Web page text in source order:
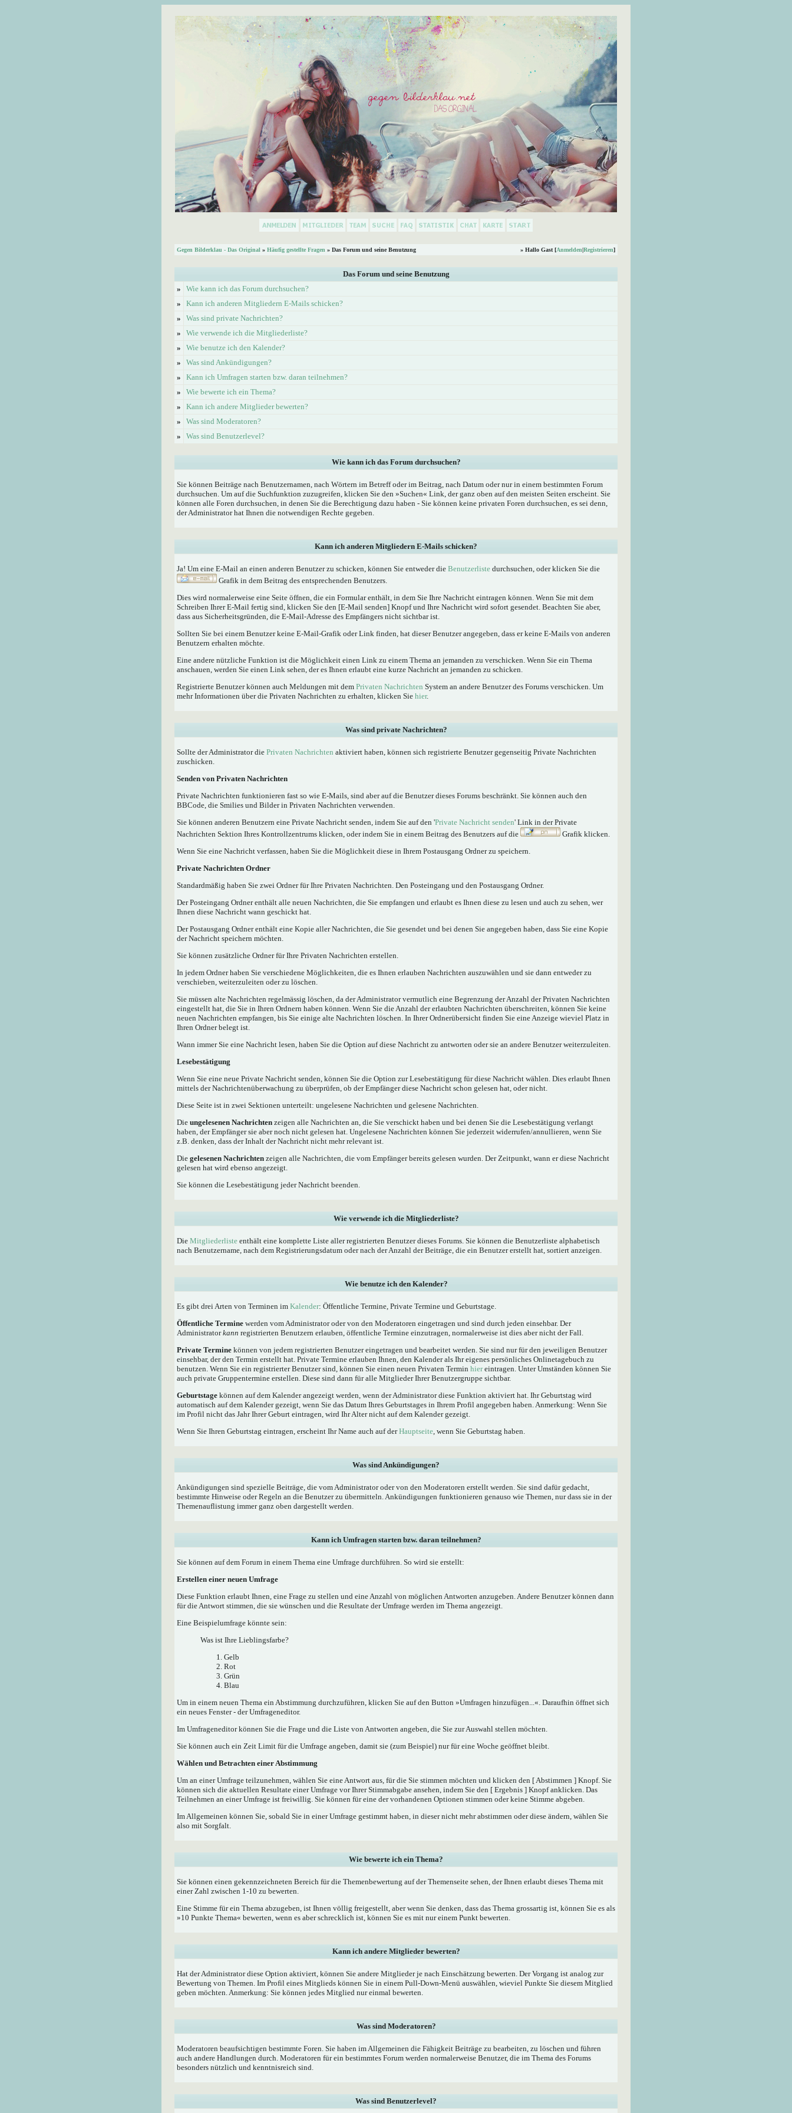
Gegen Bilderklau - Das Original » Häufig gestellte Fragen » Das Forum und seine Benutzung » Hallo Gast [Anmelden|Registrieren]
Das Forum und seine Benutzung
»
Wie kann ich das Forum durchsuchen?
»
Kann ich anderen Mitgliedern E-Mails schicken?
»
Was sind private Nachrichten?
»
Wie verwende ich die Mitgliederliste?
»
Wie benutze ich den Kalender?
»
Was sind Ankündigungen?
»
Kann ich Umfragen starten bzw. daran teilnehmen?
»
Wie bewerte ich ein Thema?
»
Kann ich andere Mitglieder bewerten?
»
Was sind Moderatoren?
»
Was sind Benutzerlevel?
Wie kann ich das Forum durchsuchen?
Sie können Beiträge nach Benutzernamen, nach Wörtern im Betreff oder im Beitrag, nach Datum oder nur in einem bestimmten Forum
durchsuchen. Um auf die Suchfunktion zuzugreifen, klicken Sie den »Suchen« Link, der ganz oben auf den meisten Seiten erscheint. Sie
können alle Foren durchsuchen, in denen Sie die Berechtigung dazu haben - Sie können keine privaten Foren durchsuchen, es sei denn,
der Administrator hat Ihnen die notwendigen Rechte gegeben.
Kann ich anderen Mitgliedern E-Mails schicken?
Ja! Um eine E-Mail an einen anderen Benutzer zu schicken, können Sie entweder die Benutzerliste durchsuchen, oder klicken Sie die
Grafik in dem Beitrag des entsprechenden Benutzers.
Dies wird normalerweise eine Seite öffnen, die ein Formular enthält, in dem Sie Ihre Nachricht eintragen können. Wenn Sie mit dem
Schreiben Ihrer E-Mail fertig sind, klicken Sie den [E-Mail senden] Knopf und Ihre Nachricht wird sofort gesendet. Beachten Sie aber,
dass aus Sicherheitsgründen, die E-Mail-Adresse des Empfängers nicht sichtbar ist.
Sollten Sie bei einem Benutzer keine E-Mail-Grafik oder Link finden, hat dieser Benutzer angegeben, dass er keine E-Mails von anderen
Benutzern erhalten möchte.
Eine andere nützliche Funktion ist die Möglichkeit einen Link zu einem Thema an jemanden zu verschicken. Wenn Sie ein Thema
anschauen, werden Sie einen Link sehen, der es Ihnen erlaubt eine kurze Nachricht an jemanden zu schicken.
Registrierte Benutzer können auch Meldungen mit dem Privaten Nachrichten System an andere Benutzer des Forums verschicken. Um
mehr Informationen über die Privaten Nachrichten zu erhalten, klicken Sie hier.
Was sind private Nachrichten?
Sollte der Administrator die Privaten Nachrichten aktiviert haben, können sich registrierte Benutzer gegenseitig Private Nachrichten
zuschicken.
Senden von Privaten Nachrichten
Private Nachrichten funktionieren fast so wie E-Mails, sind aber auf die Benutzer dieses Forums beschränkt. Sie können auch den
BBCode, die Smilies und Bilder in Privaten Nachrichten verwenden.
Sie können anderen Benutzern eine Private Nachricht senden, indem Sie auf den 'Private Nachricht senden' Link in der Private
Nachrichten Sektion Ihres Kontrollzentrums klicken, oder indem Sie in einem Beitrag des Benutzers auf die
Grafik klicken.
Wenn Sie eine Nachricht verfassen, haben Sie die Möglichkeit diese in Ihrem Postausgang Ordner zu speichern.
Private Nachrichten Ordner
Standardmäßig haben Sie zwei Ordner für Ihre Privaten Nachrichten. Den Posteingang und den Postausgang Ordner.
Der Posteingang Ordner enthält alle neuen Nachrichten, die Sie empfangen und erlaubt es Ihnen diese zu lesen und auch zu sehen, wer
Ihnen diese Nachricht wann geschickt hat.
Der Postausgang Ordner enthält eine Kopie aller Nachrichten, die Sie gesendet und bei denen Sie angegeben haben, dass Sie eine Kopie
der Nachricht speichern möchten.
Sie können zusätzliche Ordner für Ihre Privaten Nachrichten erstellen.
In jedem Ordner haben Sie verschiedene Möglichkeiten, die es Ihnen erlauben Nachrichten auszuwählen und sie dann entweder zu
verschieben, weiterzuleiten oder zu löschen.
Sie müssen alte Nachrichten regelmässig löschen, da der Administrator vermutlich eine Begrenzung der Anzahl der Privaten Nachrichten
eingestellt hat, die Sie in Ihren Ordnern haben können. Wenn Sie die Anzahl der erlaubten Nachrichten überschreiten, können Sie keine
neuen Nachrichten empfangen, bis Sie einige alte Nachrichten löschen. In Ihrer Ordnerübersicht finden Sie eine Anzeige wieviel Platz in
Ihren Ordner belegt ist.
Wann immer Sie eine Nachricht lesen, haben Sie die Option auf diese Nachricht zu antworten oder sie an andere Benutzer weiterzuleiten.
Lesebestätigung
Wenn Sie eine neue Private Nachricht senden, können Sie die Option zur Lesebestätigung für diese Nachricht wählen. Dies erlaubt Ihnen
mittels der Nachrichtenüberwachung zu überprüfen, ob der Empfänger diese Nachricht schon gelesen hat, oder nicht.
Diese Seite ist in zwei Sektionen unterteilt: ungelesene Nachrichten und gelesene Nachrichten.
Die ungelesenen Nachrichten zeigen alle Nachrichten an, die Sie verschickt haben und bei denen Sie die Lesebestätigung verlangt
haben, der Empfänger sie aber noch nicht gelesen hat. Ungelesene Nachrichten können Sie jederzeit widerrufen/annullieren, wenn Sie
z.B. denken, dass der Inhalt der Nachricht nicht mehr relevant ist.
Die gelesenen Nachrichten zeigen alle Nachrichten, die vom Empfänger bereits gelesen wurden. Der Zeitpunkt, wann er diese Nachricht
gelesen hat wird ebenso angezeigt.
Sie können die Lesebestätigung jeder Nachricht beenden.
Wie verwende ich die Mitgliederliste?
Die Mitgliederliste enthält eine komplette Liste aller registrierten Benutzer dieses Forums. Sie können die Benutzerliste alphabetisch
nach Benutzername, nach dem Registrierungsdatum oder nach der Anzahl der Beiträge, die ein Benutzer erstellt hat, sortiert anzeigen.
Wie benutze ich den Kalender?
Es gibt drei Arten von Terminen im Kalender: Öffentliche Termine, Private Termine und Geburtstage.
Öffentliche Termine werden vom Administrator oder von den Moderatoren eingetragen und sind durch jeden einsehbar. Der
Administratorkann registrierten Benutzern erlauben, öffentliche Termine einzutragen, normalerweise ist dies aber nicht der Fall.
Private Termine können von jedem registrierten Benutzer eingetragen und bearbeitet werden. Sie sind nur für den jeweiligen Benutzer
einsehbar, der den Termin erstellt hat. Private Termine erlauben Ihnen, den Kalender als Ihr eigenes persönliches Onlinetagebuch zu
benutzen. Wenn Sie ein registrierter Benutzer sind, können Sie einen neuen Privaten Termin hiereintragen. Unter Umständen können Sie
auch private Gruppentermine erstellen. Diese sind dann für alle Mitglieder Ihrer Benutzergruppe sichtbar.
Geburtstage können auf dem Kalender angezeigt werden, wenn der Administrator diese Funktion aktiviert hat. Ihr Geburtstag wird
automatisch auf dem Kalender gezeigt, wenn Sie das Datum Ihres Geburtstages in Ihrem Profil angegeben haben. Anmerkung: Wenn Sie
im Profil nicht das Jahr Ihrer Geburt eintragen, wird Ihr Alter nicht auf dem Kalender gezeigt.
Wenn Sie Ihren Geburtstag eintragen, erscheint Ihr Name auch auf derHauptseite, wenn Sie Geburtstag haben.
Was sind Ankündigungen?
Ankündigungen sind spezielle Beiträge, die vom Administrator oder von den Moderatoren erstellt werden. Sie sind dafür gedacht,
bestimmte Hinweise oder Regeln an die Benutzer zu übermitteln. Ankündigungen funktionieren genauso wie Themen, nur dass sie in der
Themenauflistung immer ganz oben dargestellt werden.
Kann ich Umfragen starten bzw. daran teilnehmen?
Sie können auf dem Forum in einem Thema eine Umfrage durchführen. So wird sie erstellt:
Erstellen einer neuen Umfrage
Diese Funktion erlaubt Ihnen, eine Frage zu stellen und eine Anzahl von möglichen Antworten anzugeben. Andere Benutzer können dann
für die Antwort stimmen, die sie wünschen und die Resultate der Umfrage werden im Thema angezeigt.
Eine Beispielumfrage könnte sein:
Was ist Ihre Lieblingsfarbe?
Gelb
Rot
Grün
Blau
Um in einem neuen Thema ein Abstimmung durchzuführen, klicken Sie auf den Button »Umfragen hinzufügen...«. Daraufhin öffnet sich
ein neues Fenster - der Umfrageneditor.
Im Umfrageneditor können Sie die Frage und die Liste von Antworten angeben, die Sie zur Auswahl stellen möchten.
Sie können auch ein Zeit Limit für die Umfrage angeben, damit sie (zum Beispiel) nur für eine Woche geöffnet bleibt.
Wählen und Betrachten einer Abstimmung
Um an einer Umfrage teilzunehmen, wählen Sie eine Antwort aus, für die Sie stimmen möchten und klicken den [ Abstimmen ] Knopf. Sie
können sich die aktuellen Resultate einer Umfrage vor Ihrer Stimmabgabe ansehen, indem Sie den [ Ergebnis ] Knopf anklicken. Das
Teilnehmen an einer Umfrage ist freiwillig. Sie können für eine der vorhandenen Optionen stimmen oder keine Stimme abgeben.
Im Allgemeinen können Sie, sobald Sie in einer Umfrage gestimmt haben, in dieser nicht mehr abstimmen oder diese ändern, wählen Sie
also mit Sorgfalt.
Wie bewerte ich ein Thema?
Sie können einen gekennzeichneten Bereich für die Themenbewertung auf der Themenseite sehen, der Ihnen erlaubt dieses Thema mit
einer Zahl zwischen 1-10 zu bewerten.
Eine Stimme für ein Thema abzugeben, ist Ihnen völlig freigestellt, aber wenn Sie denken, dass das Thema grossartig ist, können Sie es als
»10 Punkte Thema« bewerten, wenn es aber schrecklich ist, können Sie es mit nur einem Punkt bewerten.
Kann ich andere Mitglieder bewerten?
Hat der Administrator diese Option aktiviert, können Sie andere Mitglieder je nach Einschätzung bewerten. Der Vorgang ist analog zur
Bewertung von Themen. Im Profil eines Mitglieds können Sie in einem Pull-Down-Menü auswählen, wieviel Punkte Sie diesem Mitglied
geben möchten. Anmerkung: Sie können jedes Mitglied nur einmal bewerten.
Was sind Moderatoren?
Moderatoren beaufsichtigen bestimmte Foren. Sie haben im Allgemeinen die Fähigkeit Beiträge zu bearbeiten, zu löschen und führen
auch andere Handlungen durch. Moderatoren für ein bestimmtes Forum werden normalerweise Benutzer, die im Thema des Forums
besonders nützlich und kenntnisreich sind.
Was sind Benutzerlevel?